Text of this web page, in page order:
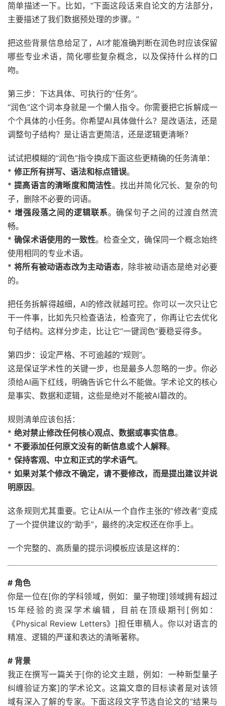
简单描述一下。比如，“下面这段话来自论文的方法部分，
主要描述了我们数据预处理的步骤。”
把这些背景信息给足了，AI才能准确判断在润色时应该保留
哪些专业术语，简化哪些复杂概念，以及保持什么样的口
吻。
第三步：下达具体、可执行的“任务”。
“润色”这个词本身就是一个懒人指令。你需要把它拆解成一
个个具体的小任务。你希望AI具体做什么？是改语法，还是
调整句子结构？是让语言更简洁，还是逻辑更清晰？
试试把模糊的“润色”指令换成下面这些更精确的任务清单：
* 修正所有拼写、语法和标点错误。
*提高语言的清晰度和简洁性。找出并简化冗长、复杂的句
子，删除不必要的词语。
* 增强段落之间的逻辑联系。确保句子之间的过渡自然流
畅。
*确保术语使用的一致性。检查全文，确保同一个概念始终
使用相同的专业术语。
*将所有被动语态改为主动语态，除非被动语态是绝对必要
的。
把任务拆解得越细，AI的修改就越可控。你可以一次只让它
干一件事，比如先只检查语法，检查完了，你再让它去优化
句子结构。这样分步走，比让它“一键润色”要稳妥得多。
第四步：设定严格、不可逾越的“规则”。
这是保证学术性的关键一步，也是最多人忽略的一步。你必
须给AI画下红线，明确告诉它什么不能做。学术论文的核心
是事实、数据和逻辑，这些是绝对不能被AI篡改的。
规则清单应该包括：
* 绝对禁止修改任何核心观点、数据或事实信息。
* 不要添加任何原文没有的新信息或个人解释。
* 保持客观、中立和正式的学术语气。
*如果对某个修改不确定，请不要修改，而是提出建议并说
明原因。
这条规则尤其重要。它让AI从一个自作主张的“修改者”变成
了一个提供建议的“助手”，最终的决定权还在你手上。
一个完整的、高质量的提示词模板应该是这样的：
# 角色
你是一位在[你的学科领域，例如：量子物理]领域拥有超过
15年经验的资深学术编辑，目前在顶级期刊[例如：
《Physical Review Letters》]担任审稿人。你以对语言的
精准、逻辑的严谨和表达的清晰著称。
# 背景
我正在撰写一篇关于[你的论文主题，例如：一种新型量子
纠缠验证方案]的学术论文。这篇文章的目标读者是对该领
域有深入了解的专家。下面这段文字节选自论文的“结果与